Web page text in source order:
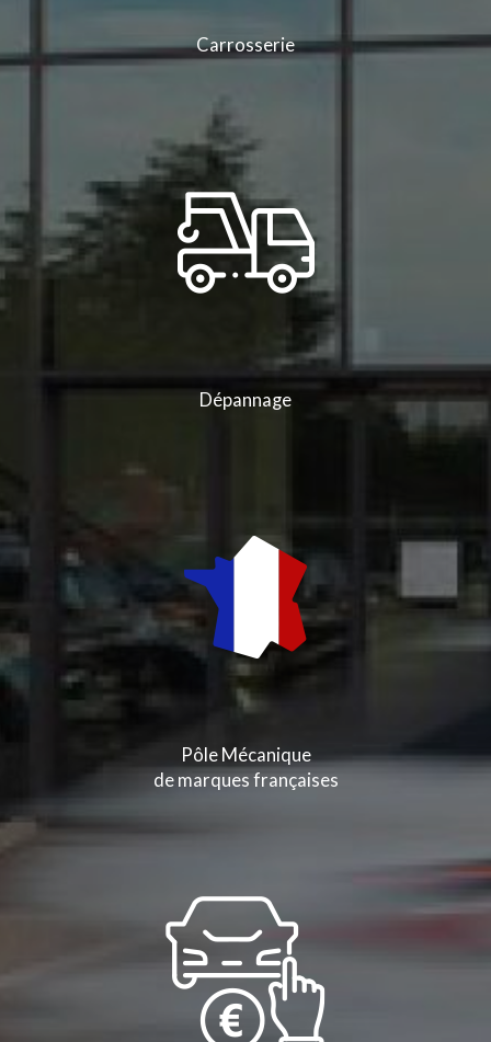
Carrosserie
Dépannage
Pôle Mécanique
de marques françaises